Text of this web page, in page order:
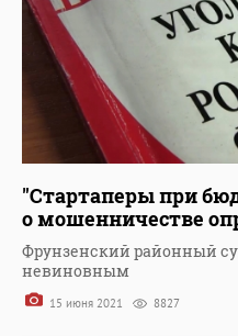
"Стартаперы при
о мошенничестве
Фрунзенский районный
невиновным
15 июня 2021 8827